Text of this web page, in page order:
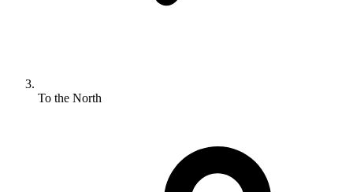
To the North